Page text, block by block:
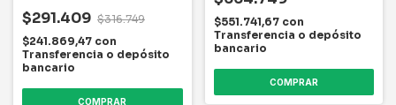
$291.409 $316.749
$241.869,47 con
Transferencia o depósito
bancario
COMPRAR
$551.741,67 con
Transferencia o depósito
bancario
COMPRAR